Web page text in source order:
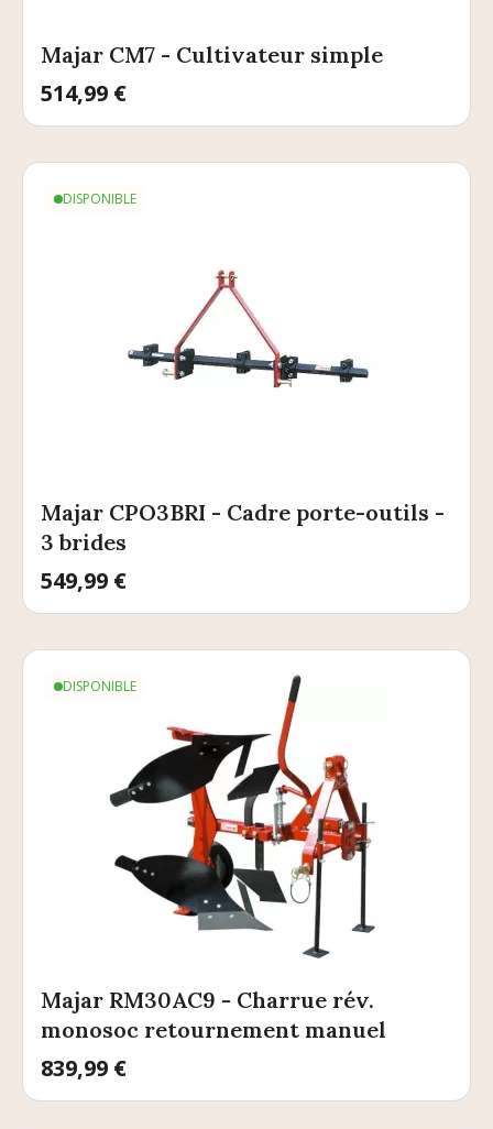
Majar CM7 - Cultivateur simple
Prix
514,99 €
DISPONIBLE
Majar CPO3BRI - Cadre porte-outils -
3 brides
Prix
549,99 €
DISPONIBLE
Majar RM30AC9 - Charrue rév.
monosoc retournement manuel
Prix
839,99 €